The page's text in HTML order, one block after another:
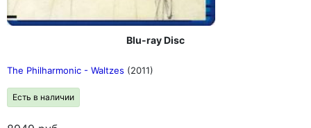
Blu-ray Disc
The Philharmonic - Waltzes (2011)
Есть в наличии